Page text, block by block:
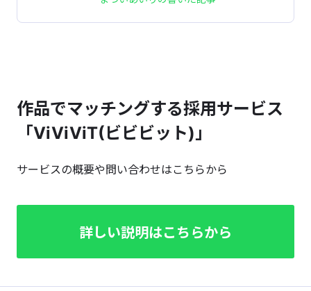
作品でマッチングする採用サービス
「ViViViT(ビビビット)」
サービスの概要や問い合わせはこちらから
詳しい説明はこちらから